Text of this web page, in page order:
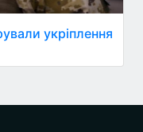
укріплення